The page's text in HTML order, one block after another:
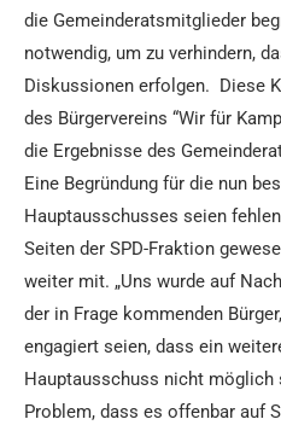
die Gemeinderatsmitglieder
notwendig, um zu verhindern,
Diskussionen erfolgen. Diese
des Bürgervereins “Wir für
die Ergebnisse des
Eine Begründung für die nun
Hauptausschusses seien
Seiten der SPD-Fraktion
weiter mit. „Uns wurde auf
der in Frage kommenden
engagiert seien, dass ein
Hauptausschuss nicht möglich
Problem, dass es offenbar auf